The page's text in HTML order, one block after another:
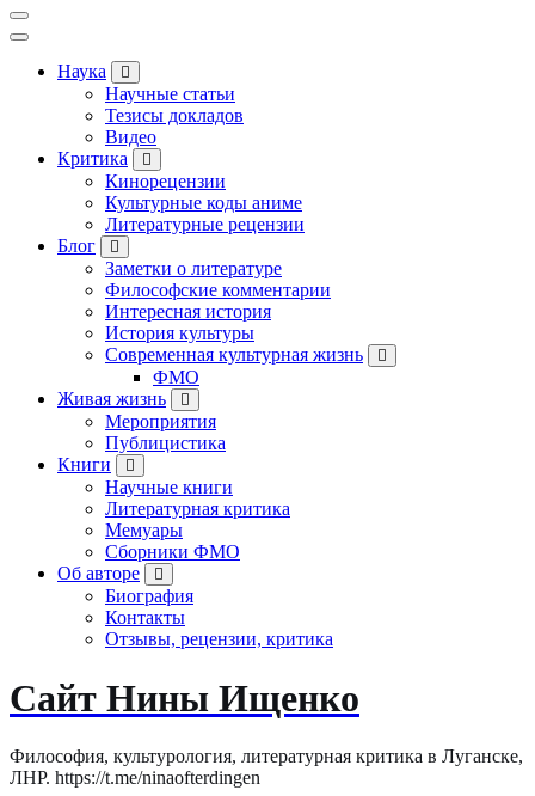
Наука
Научные статьи
Тезисы докладов
Видео
Критика
Кинорецензии
Культурные коды аниме
Литературные рецензии
Блог
Заметки о литературе
Философские комментарии
Интересная история
История культуры
Современная культурная жизнь
ФМО
Живая жизнь
Мероприятия
Публицистика
Книги
Научные книги
Литературная критика
Мемуары
Сборники ФМО
Об авторе
Биография
Контакты
Отзывы, рецензии, критика
Сайт Нины Ищенко
Философия, культурология, литературная критика в Луганске,
ЛНР. https://t.me/ninaofterdingen